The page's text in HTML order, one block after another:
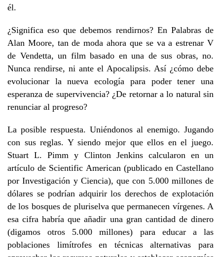
él.
¿Significa eso que debemos rendirnos? En Palabras de
Alan Moore, tan de moda ahora que se va a estrenar V
de Vendetta, un film basado en una de sus obras, no.
Nunca rendirse, ni ante el Apocalipsis. Así ¿cómo debe
evolucionar la nueva ecología para poder tener una
esperanza de supervivencia? ¿De retornar a lo natural sin
renunciar al progreso?
La posible respuesta. Uniéndonos al enemigo. Jugando
con sus reglas. Y siendo mejor que ellos en el juego.
Stuart L. Pimm y Clinton Jenkins calcularon en un
artículo de Scientific American (publicado en Castellano
por Investigación y Ciencia), que con 5.000 millones de
dólares se podrían adquirir los derechos de explotación
de los bosques de pluriselva que permanecen vírgenes. A
esa cifra habría que añadir una gran cantidad de dinero
(digamos otros 5.000 millones) para educar a las
poblaciones limítrofes en técnicas alternativas para